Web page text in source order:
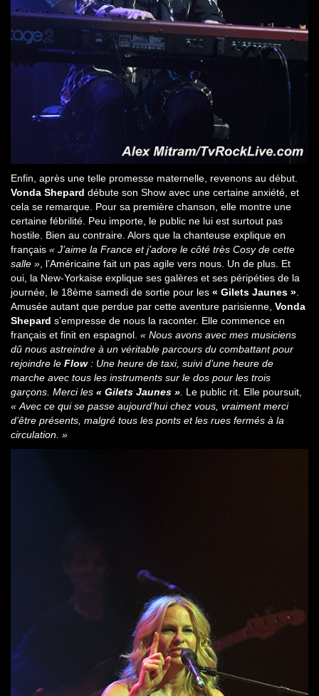
Enfin, après une telle promesse maternelle, revenons au début.
Vonda Shepard débute son Show avec une certaine anxiété, et
cela se remarque. Pour sa première chanson, elle montre une
certaine fébrilité. Peu importe, le public ne lui est surtout pas
hostile. Bien au contraire. Alors que la chanteuse explique en
français « J’aime la France et j’adore le côté très Cosy de cette
salle », l’Américaine fait un pas agile vers nous. Un de plus. Et
oui, la New-Yorkaise explique ses galères et ses péripéties de la
journée, le 18ème samedi de sortie pour les « Gilets Jaunes ».
Amusée autant que perdue par cette aventure parisienne, Vonda
Shepard s’empresse de nous la raconter. Elle commence en
français et finit en espagnol. « Nous avons avec mes musiciens
dû nous astreindre à un véritable parcours du combattant pour
rejoindre le Flow: Une heure de taxi, suivi d’une heure de
marche avec tous les instruments sur le dos pour les trois
garçons. Merci les « Gilets Jaunes ». Le public rit. Elle poursuit,
« Avec ce qui se passe aujourd’hui chez vous, vraiment merci
d’être présents, malgré tous les ponts et les rues fermés à la
circulation. »